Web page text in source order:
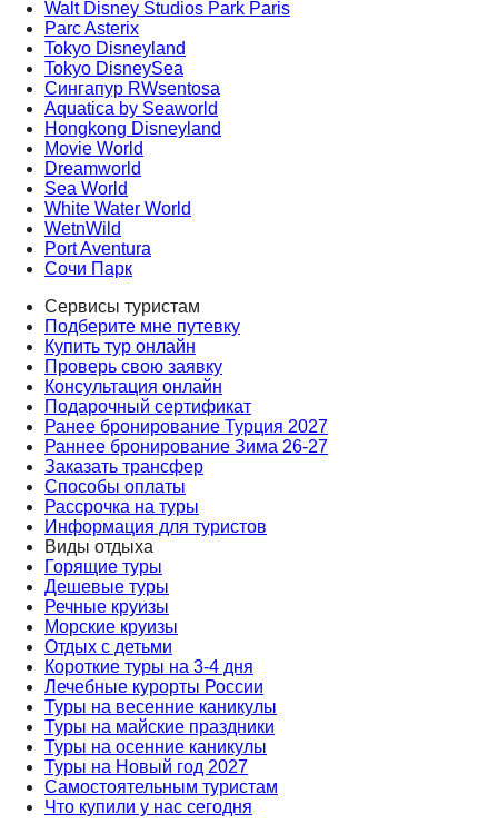
Walt Disney Studios Park Paris
Parc Asterix
Tokyo Disneyland
Tokyo DisneySea
Сингапур RWsentosa
Aquatica by Seaworld
Hongkong Disneyland
Movie World
Dreamworld
Sea World
White Water World
WetnWild
Port Aventura
Сочи Парк
Сервисы туристам
Подберите мне путевку
Купить тур онлайн
Проверь свою заявку
Консультация онлайн
Подарочный сертификат
Ранее бронирование Турция 2027
Раннее бронирование Зима 26-27
Заказать трансфер
Способы оплаты
Рассрочка на туры
Информация для туристов
Виды отдыха
Горящие туры
Дешевые туры
Речные круизы
Морские круизы
Отдых с детьми
Короткие туры на 3-4 дня
Лечебные курорты России
Туры на весенние каникулы
Туры на майские праздники
Туры на осенние каникулы
Туры на Новый год 2027
Самостоятельным туристам
Что купили у нас сегодня